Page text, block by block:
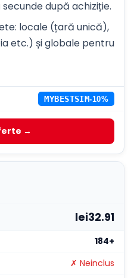
după achiziție.
locale (țară unică),
etc.) și globale pentru
MYBESTSIM-10%
→
lei32.91
184+
✗ Neinclus